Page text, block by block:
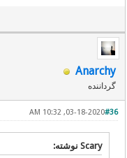
Anarchy
گرداننده
#36
03-18-2020, 10:32 AM
Scary نوشته: